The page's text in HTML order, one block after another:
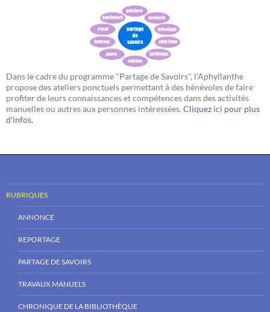
Dans le cadre du programme "Partage de Savoirs", l'Aphyllanthe
propose des ateliers ponctuels permettant à des bénévoles de faire
profiter de leurs connaissances et compétences dans des activités
manuelles ou autres aux personnes intéressées.Cliquez ici pour plus
d'infos.
RUBRIQUES
ANNONCE
REPORTAGE
PARTAGE DE SAVOIRS
TRAVAUX MANUELS
CHRONIQUE DE LA BIBLIOTHÈQUE